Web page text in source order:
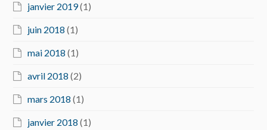
janvier 2019(1)
juin 2018 (1)
mai 2018 (1)
avril 2018 (2)
mars 2018 (1)
janvier 2018 (1)